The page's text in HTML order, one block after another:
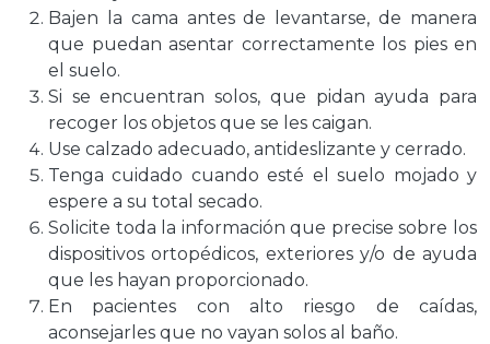
Bajen la cama antes de levantarse, de manera
que puedan asentar correctamente los pies en
el suelo.
Si se encuentran solos, que pidan ayuda para
recoger los objetos que se les caigan.
Use calzado adecuado, antideslizante y cerrado.
Tenga cuidado cuando esté el suelo mojado y
espere a su total secado.
Solicite toda la información que precise sobre los
dispositivos ortopédicos, exteriores y/o de ayuda
que les hayan proporcionado.
En pacientes con alto riesgo de caídas,
aconsejarles que no vayan solos al baño.